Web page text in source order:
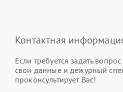
Контактная
Если требуется задать
свои данные и дежурный
проконсультирует Вас!